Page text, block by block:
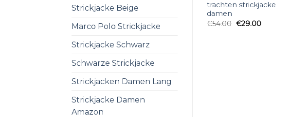
Strickjacke Beige
Marco Polo Strickjacke
Strickjacke Schwarz
Schwarze Strickjacke
Strickjacken Damen Lang
Strickjacke Damen
Amazon
trachten strickjacke
damen
€54.00 €29.00